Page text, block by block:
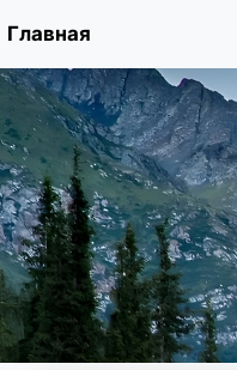
Главная